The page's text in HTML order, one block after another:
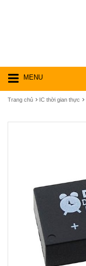
MENU
Trang chủ IC thời gian thực